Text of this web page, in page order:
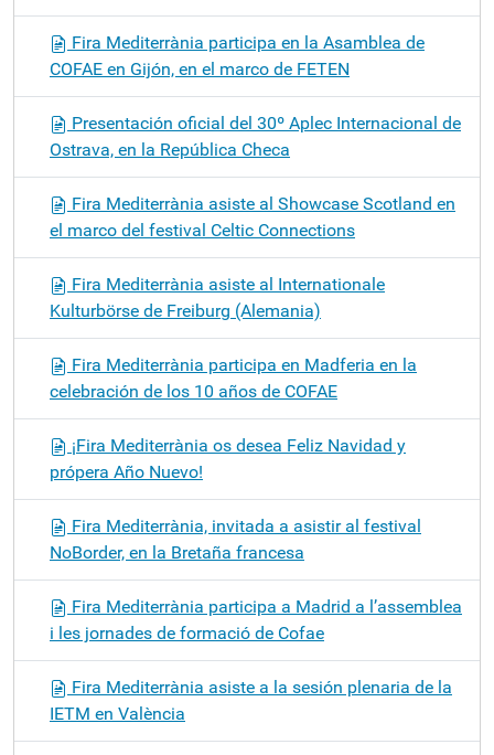
Fira Mediterrània participa en la Asamblea de
COFAE en Gijón, en el marco de FETEN
Presentación oficial del 30º Aplec Internacional de
Ostrava, en la República Checa
Fira Mediterrània asiste al Showcase Scotland en
el marco del festival Celtic Connections
Fira Mediterrània asiste al Internationale
Kulturbörse de Freiburg (Alemania)
Fira Mediterrània participa en Madferia en la
celebración de los 10 años de COFAE
¡Fira Mediterrània os desea Feliz Navidad y
própera Año Nuevo!
Fira Mediterrània, invitada a asistir al festival
NoBorder, en la Bretaña francesa
Fira Mediterrània participa a Madrid a l’assemblea
i les jornades de formació de Cofae
Fira Mediterrània asiste a la sesión plenaria de la
IETM en València